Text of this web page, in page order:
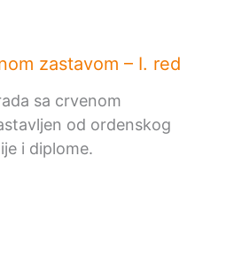
zastavom – I. red
sa crvenom
od ordenskog
i diplome.